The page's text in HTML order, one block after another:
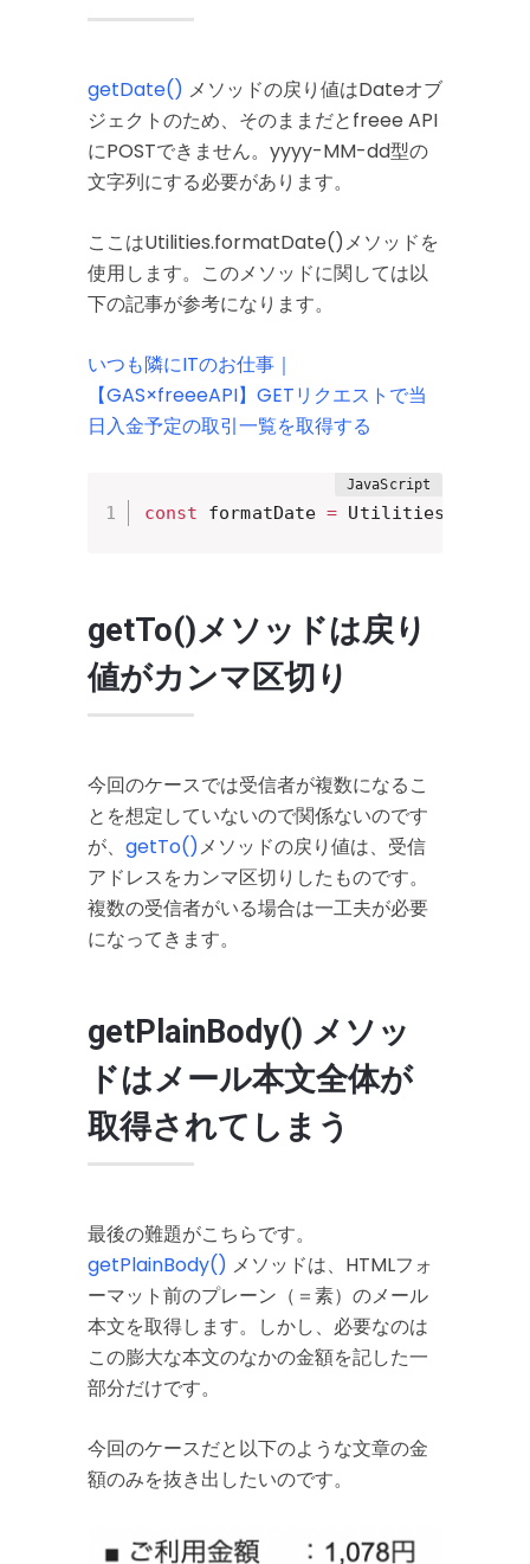
getDate() メソッドの戻り値はDateオブ
ジェクトのため、そのままだとfreee API
にPOSTできません。yyyy-MM-dd型の
文字列にする必要があります。
ここはUtilities.formatDate()メソッドを
使用します。このメソッドに関しては以
下の記事が参考になります。
いつも隣にITのお仕事｜
【GAS×freeeAPI】GETリクエストで当
日入金予定の取引一覧を取得する
const formatDate = Utilities
getTo()メソッドは戻り
値がカンマ区切り
今回のケースでは受信者が複数になるこ
とを想定していないので関係ないのです
が、 getTo()メソッドの戻り値は、受信
アドレスをカンマ区切りしたものです。
複数の受信者がいる場合は一工夫が必要
になってきます。
getPlainBody() メソッ
ドはメール本文全体が
取得されてしまう
最後の難題がこちらです。
getPlainBody() メソッドは、HTMLフォ
ーマット前のプレーン（＝素）のメール
本文を取得します。しかし、必要なのは
この膨大な本文のなかの金額を記した一
部分だけです。
今回のケースだと以下のような文章の金
額のみを抜き出したいのです。